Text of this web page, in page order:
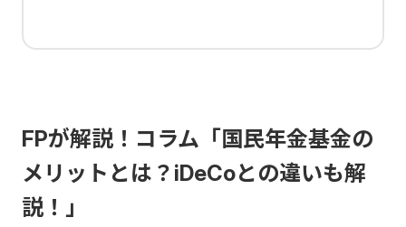
FPが解説！コラム「国民年金基金の
メリットとは？iDeCoとの違いも解
説！」